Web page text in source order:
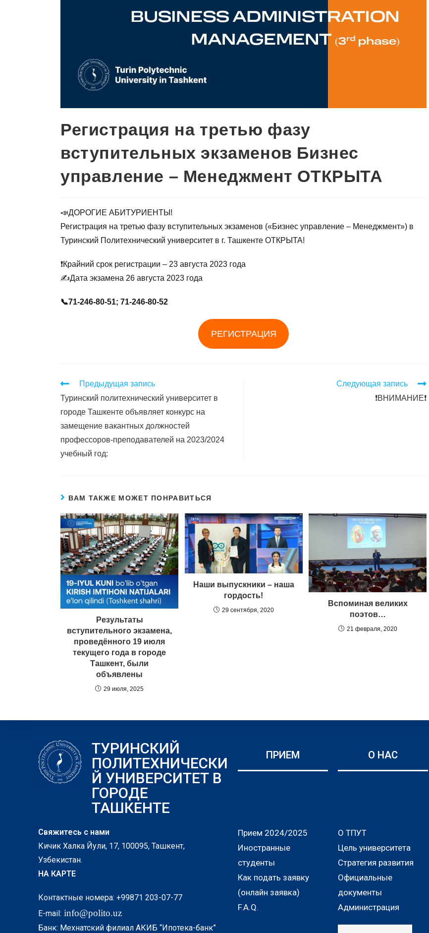
Регистрация на третью фазу
вступительных экзаменов Бизнес
управление – Менеджмент ОТКРЫТА
📣ДОРОГИЕ АБИТУРИЕНТЫ!
Регистрация на третью фазу вступительных экзаменов («Бизнес управление – Менеджмент») в
Туринский Политехнический университет в г. Ташкенте ОТКРЫТА!
❗️Крайний срок регистрации – 23 августа 2023 года
✍️Дата экзамена 26 августа 2023 года
📞71-246-80-51; 71-246-80-52
РЕГИСТРАЦИЯ
Предыдущая запись
Туринский политехнический университет в
городе Ташкенте объявляет конкурс на
замещение вакантных должностей
профессоров-преподавателей на 2023/2024
учебный год:
Следующая запись
❗️ВНИМАНИЕ❗️
ВАМ ТАКЖЕ МОЖЕТ ПОНРАВИТЬСЯ
Результаты
вступительного экзамена,
проведённого 19 июля
текущего года в городе
Ташкент, были
объявлены
29 июля, 2025
Наши выпускники – наша
гордость!
29 сентября, 2020
Вспоминая великих
поэтов…
21 февраля, 2020
ТУРИНСКИЙ
ПОЛИТЕХНИЧЕСКИ
Й УНИВЕРСИТЕТ В
ГОРОДЕ
ТАШКЕНТЕ
ПРИЕМ О НАС
Свяжитесь с нами
Кичик Халка Йули, 17, 100095, Ташкент,
Узбекистан.
НА КАРТЕ
Контактные номера: +99871 203-07-77
E-mail: info@polito.uz
Банк: Мехнатский филиал АКИБ “Ипотека-банк”
Прием 2024/2025
Иностранные
студенты
Как подать заявку
(онлайн заявка)
F.A.Q.
О ТПУТ
Цель университета
Стратегия развития
Официальные
документы
Администрация